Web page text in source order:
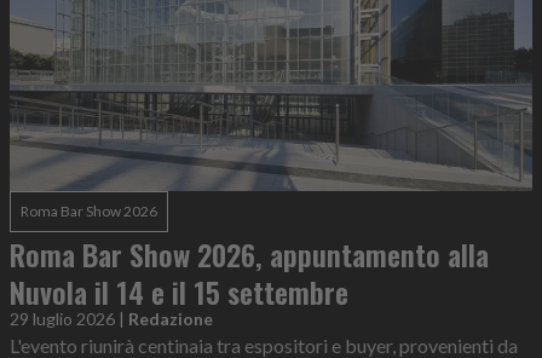
Roma Bar Show 2026
Roma Bar Show 2026, appuntamento alla
Nuvola il 14 e il 15 settembre
29 luglio 2026 | Redazione
L'evento riunirà centinaia tra espositori e buyer, provenienti da